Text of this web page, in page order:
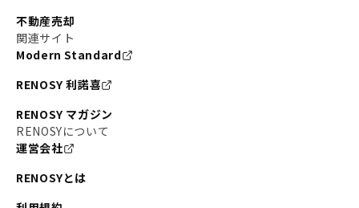
不動産売却
関連サイト
Modern Standard
RENOSY 利諾喜
RENOSY マガジン
RENOSYについて
運営会社
RENOSYとは